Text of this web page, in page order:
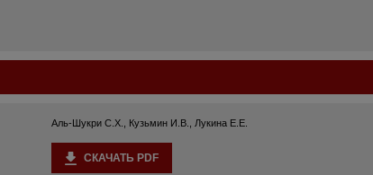
Аль-Шукри С.Х., Кузьмин И.В., Лукина Е.Е.
СКАЧАТЬ PDF